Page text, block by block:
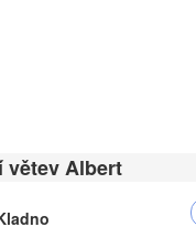
větev Albert